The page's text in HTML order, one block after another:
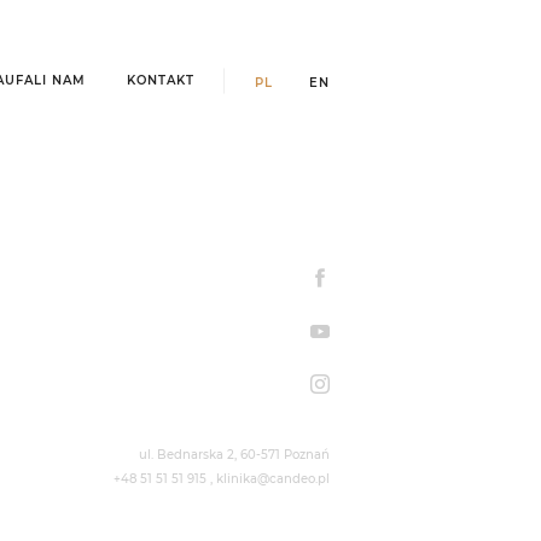
NAM KONTAKT PL EN
ul. Bednarska 2, 60-571 Poznań
+48 51 51 51 915 , klinika@candeo.pl